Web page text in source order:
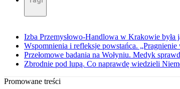
Izba Przemysłowo-Handlowa w Krakowie była
Wspomnienia i refleksje powstańca.
Przełomowe badania na Wołyniu. Medyk
Zbrodnie pod lupą. Co naprawdę wiedzieli
Promowane treści